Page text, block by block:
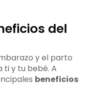
del
y el parto
ti y tu bebé. A
beneficios